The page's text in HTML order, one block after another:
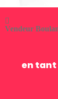
Vendeur
en tant